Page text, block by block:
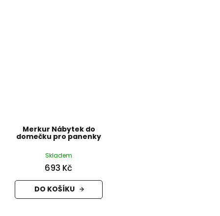
Merkur Nábytek do
domečku pro panenky
Skladem
693 Kč
DO KOŠÍKU